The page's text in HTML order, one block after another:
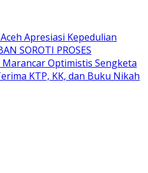
Apresiasi Kepedulian
SOROTI PROSES
Marancar Optimistis Sengketa
KTP, KK, dan Buku Nikah